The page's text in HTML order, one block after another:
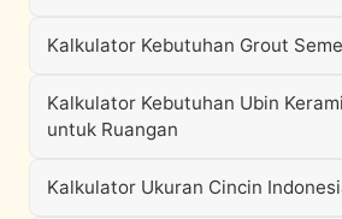
Kalkulator Kebutuhan Grout
Kalkulator Kebutuhan Ubin
untuk Ruangan
Kalkulator Ukuran Cincin